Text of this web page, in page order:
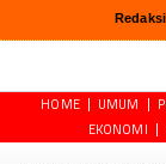
Redaksi
HOME UMUM
EKONOMI